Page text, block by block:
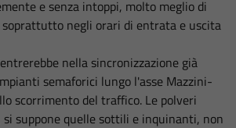
e senza intoppi, molto meglio di
soprattutto negli orari di entrata e uscita
nella sincronizzazione già
semaforici lungo l'asse Mazzini-
scorrimento del traffico. Le polveri
suppone quelle sottili e inquinanti, non